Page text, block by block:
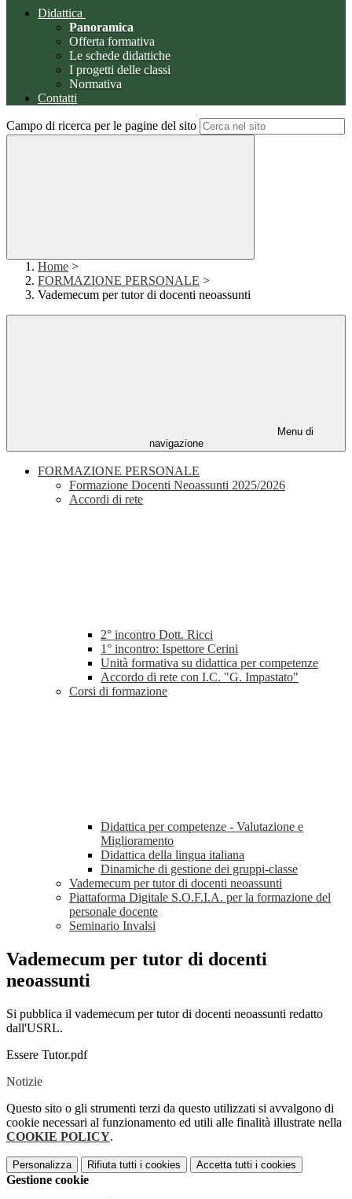
Didattica
Panoramica
Offerta formativa
Le schede didattiche
I progetti delle classi
Normativa
Contatti
Campo di ricerca per le pagine del sito
Home >
FORMAZIONE PERSONALE >
Vademecum per tutor di docenti neoassunti
Menu di
navigazione
FORMAZIONE PERSONALE
Formazione Docenti Neoassunti 2025/2026
Accordi di rete
2° incontro Dott. Ricci
1° incontro: Ispettore Cerini
Unità formativa su didattica per competenze
Accordo di rete con I.C. "G. Impastato"
Corsi di formazione
Didattica per competenze - Valutazione e
Miglioramento
Didattica della lingua italiana
Dinamiche di gestione dei gruppi-classe
Vademecum per tutor di docenti neoassunti
Piattaforma Digitale S.O.F.I.A. per la formazione del
personale docente
Seminario Invalsi
Vademecum per tutor di docenti
neoassunti
Si pubblica il vademecum per tutor di docenti neoassunti redatto
dall'USRL.
Essere Tutor.pdf
Notizie
Questo sito o gli strumenti terzi da questo utilizzati si avvalgono di
cookie necessari al funzionamento ed utili alle finalità illustrate nella
COOKIE POLICY.
Personalizza Rifiuta tutti i cookies Accetta tutti i cookies
Gestione cookie